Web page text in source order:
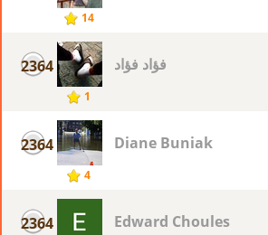
14
2364
1
فؤاد فؤاد
2364
4
Diane Buniak
2364 Edward Choules